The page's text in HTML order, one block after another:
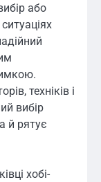
або
техніків і
вибір
й рятує
хобі-